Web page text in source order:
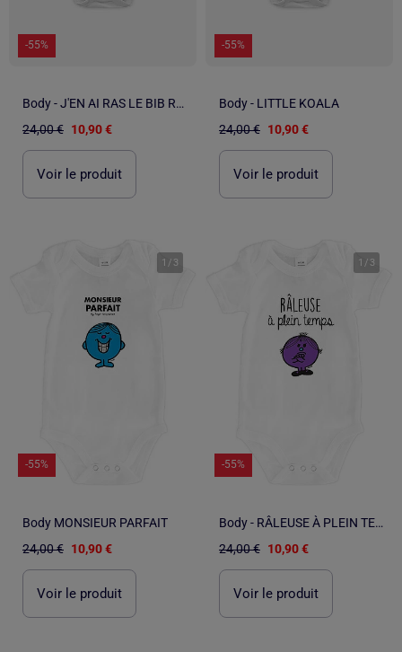
-55%
Body - J'EN AI RAS LE BIB ROSE
24,00 € 10,90 €
Voir le produit
-55%
Body - LITTLE KOALA
24,00 € 10,90 €
Voir le produit
1 / 3
-55%
Body MONSIEUR PARFAIT
24,00 € 10,90 €
Voir le produit
1 / 3
-55%
Body - RÂLEUSE À PLEIN TEMPS
24,00 € 10,90 €
Voir le produit